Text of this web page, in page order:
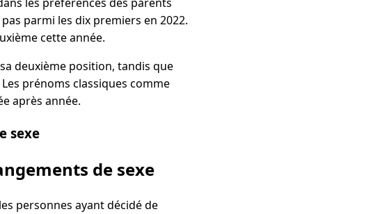
parmi les dix premiers en 2022.
cette année.
deuxième position, tandis que
prénoms classiques comme
après année.
sexe
de sexe
personnes ayant décidé de